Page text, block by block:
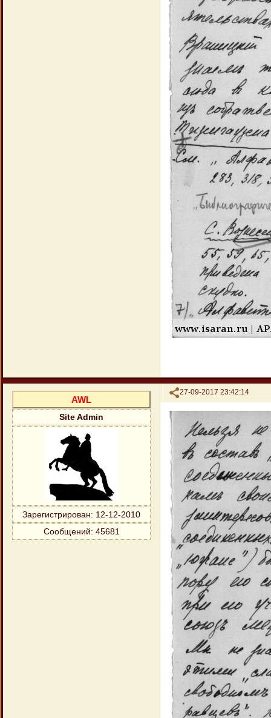
Поделиться
27-09-2017 23:42:14
AWL
Site Admin
Зарегистрирован: 12-12-2010
Сообщений: 45681